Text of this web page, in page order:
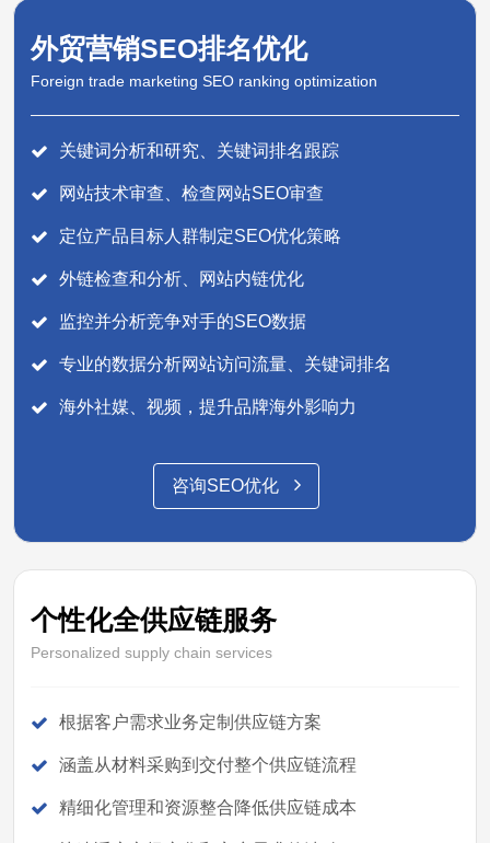
外贸营销SEO排名优化
Foreign trade marketing SEO ranking optimization
关键词分析和研究、关键词排名跟踪
网站技术审查、检查网站SEO审查
定位产品目标人群制定SEO优化策略
外链检查和分析、网站内链优化
监控并分析竞争对手的SEO数据
专业的数据分析网站访问流量、关键词排名
海外社媒、视频，提升品牌海外影响力
咨询SEO优化
个性化全供应链服务
Personalized supply chain services
根据客户需求业务定制供应链方案
涵盖从材料采购到交付整个供应链流程
精细化管理和资源整合降低供应链成本